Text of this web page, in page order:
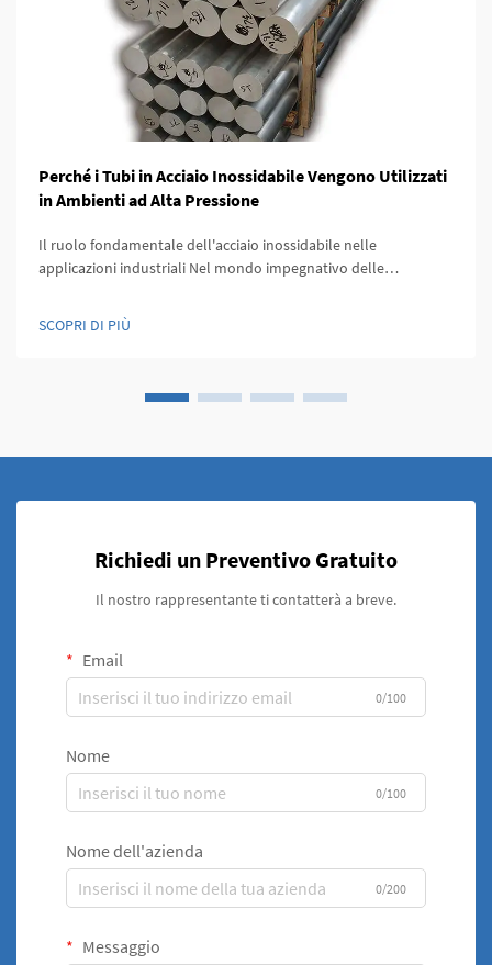
Perché i Tubi in Acciaio Inossidabile Vengono Utilizzati
in Ambienti ad Alta Pressione
Il ruolo fondamentale dell'acciaio inossidabile nelle
applicazioni industriali Nel mondo impegnativo delle
differenza tra successo e fallimento catastrofico. I tubi in acciaio
inossidabile si sono affermati come i co...
SCOPRI DI PIÙ
Richiedi un Preventivo Gratuito
Il nostro rappresentante ti contatterà a breve.
Email
0/100
Nome
0/100
Nome dell'azienda
0/200
Messaggio